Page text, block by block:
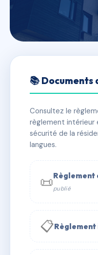
IMPASSE
MAULDRE
✓ Immatriculée 🏠
✉ Email
📚
Consultez le
règlement intérieur
sécurité de la
langues.
📜publié
📋